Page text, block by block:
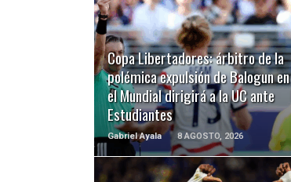
Copa Libertadores: árbitro de la
polémica expulsión de Balogun en
el Mundial dirigirá a la UC ante
Estudiantes
Gabriel Ayala 8 AGOSTO, 2026
LEER MÁS